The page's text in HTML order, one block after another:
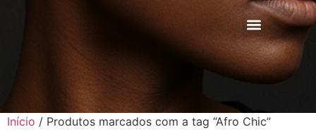
Início / Produtos marcados com a tag “Afro Chic”